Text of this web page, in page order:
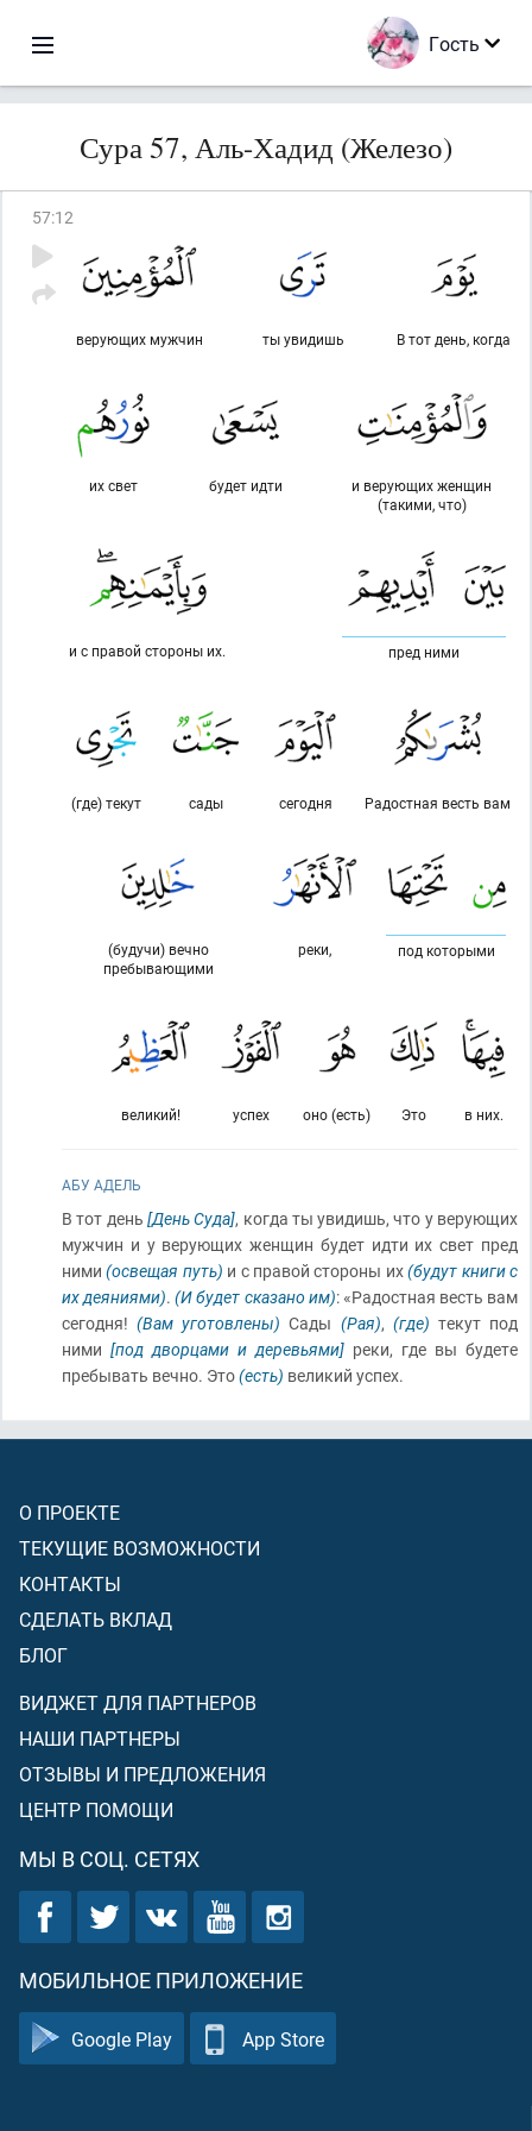
Гость
Сура 57, Аль-Хадид (Железо)
57:12
В тот день, когда
ты увидишь
верующих мужчин
и верующих женщин
(такими, что)
будет идти
их свет
пред ними
и с правой стороны их.
Радостная весть вам
сегодня
сады
(где) текут
под которыми
реки,
(будучи) вечно
пребывающими
в них.
Это
оно (есть)
успех
великий!
АБУ АДЕЛЬ
В тот день [День Суда], когда ты увидишь, что у верующих
мужчин и у верующих женщин будет идти их свет пред
ними(освещая путь) и с правой стороны их(будут книги с
их деяниями).(И будет сказано им): «Радостная весть вам
сегодня!(Вам уготовлены) Сады (Рая), (где) текут под
ними [под дворцами и деревьями] реки, где вы будете
пребывать вечно. Это(есть) великий успех.
О ПРОЕКТЕ
ТЕКУЩИЕ ВОЗМОЖНОСТИ
КОНТАКТЫ
СДЕЛАТЬ ВКЛАД
БЛОГ
ВИДЖЕТ ДЛЯ ПАРТНЕРОВ
НАШИ ПАРТНЕРЫ
ОТЗЫВЫ И ПРЕДЛОЖЕНИЯ
ЦЕНТР ПОМОЩИ
МЫ В СОЦ. СЕТЯХ
МОБИЛЬНОЕ ПРИЛОЖЕНИЕ
Google Play App Store